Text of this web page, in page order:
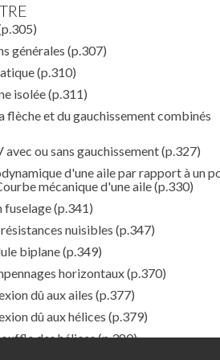
générales (p.307)
(p.310)
isolée(p.311)
flèche et du gauchissement combinés
avec ou sans gauchissement(p.327)
d'une aile par rapport à un
mécanique d'une aile(p.330)
fuselage(p.341)
nuisibles (p.347)
biplane(p.349)
horizontaux(p.370)
dû aux ailes (p.377)
dû aux hélices (p.379)
des hélices(p.380)